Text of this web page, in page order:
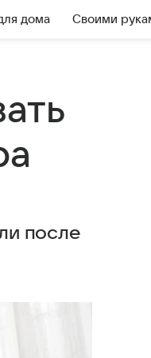
дома Своими
после